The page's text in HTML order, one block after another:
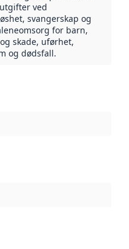
ved
svangerskap og
for barn,
skade, uførhet,
og dødsfall.